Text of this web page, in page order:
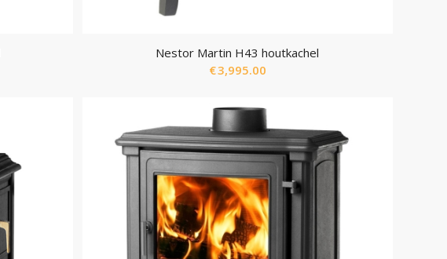
Nestor Martin H43 houtkachel
€3,995.00